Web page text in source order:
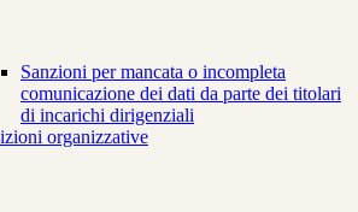
Sanzioni per mancata o incompleta
comunicazione dei dati da parte dei titolari
di incarichi dirigenziali
organizzative